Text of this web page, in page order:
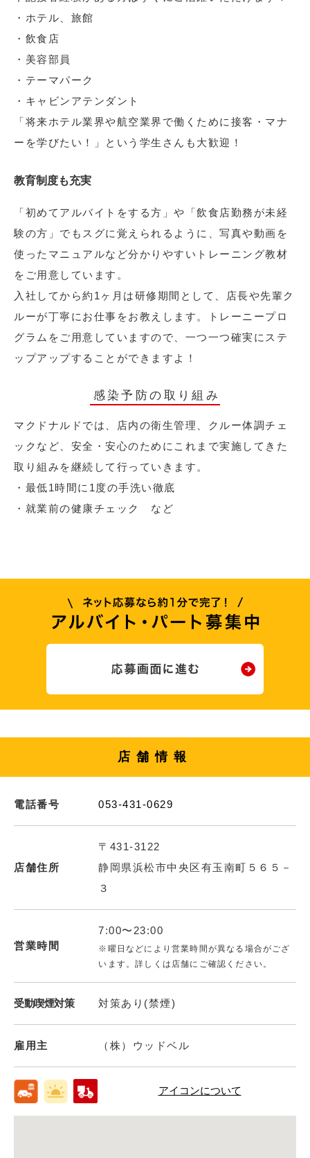
・ホテル、旅館
・飲食店
・美容部員
・テーマパーク
・キャビンアテンダント
「将来ホテル業界や航空業界で働くために接客・マナ
ーを学びたい！」という学生さんも大歓迎！
教育制度も充実
「初めてアルバイトをする方」や「飲食店勤務が未経
験の方」でもスグに覚えられるように、写真や動画を
使ったマニュアルなど分かりやすいトレーニング教材
をご用意しています。
入社してから約1ヶ月は研修期間として、店長や先輩ク
ルーが丁寧にお仕事をお教えします。トレーニープロ
グラムをご用意していますので、一つ一つ確実にステ
ップアップすることができますよ！
感染予防の取り組み
マクドナルドでは、店内の衛生管理、クルー体調チェ
ックなど、安全・安心のためにこれまで実施してきた
取り組みを継続して行っていきます。
・最低1時間に1度の手洗い徹底
・就業前の健康チェック など
店舗情報
電話番号 053-431-0629
店舗住所
〒431-3122
静岡県浜松市中央区有玉南町５６５－
３
営業時間
7:00〜23:00
※曜日などにより営業時間が異なる場合がござ
います。詳しくは店舗にご確認ください。
受動喫煙対策 対策あり(禁煙)
雇用主 （株）ウッドベル
アイコンについて